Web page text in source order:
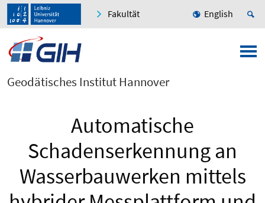
Fakultät English
Geodätisches Institut Hannover
Automatische
Schadenserkennung an
Wasserbauwerken mittels